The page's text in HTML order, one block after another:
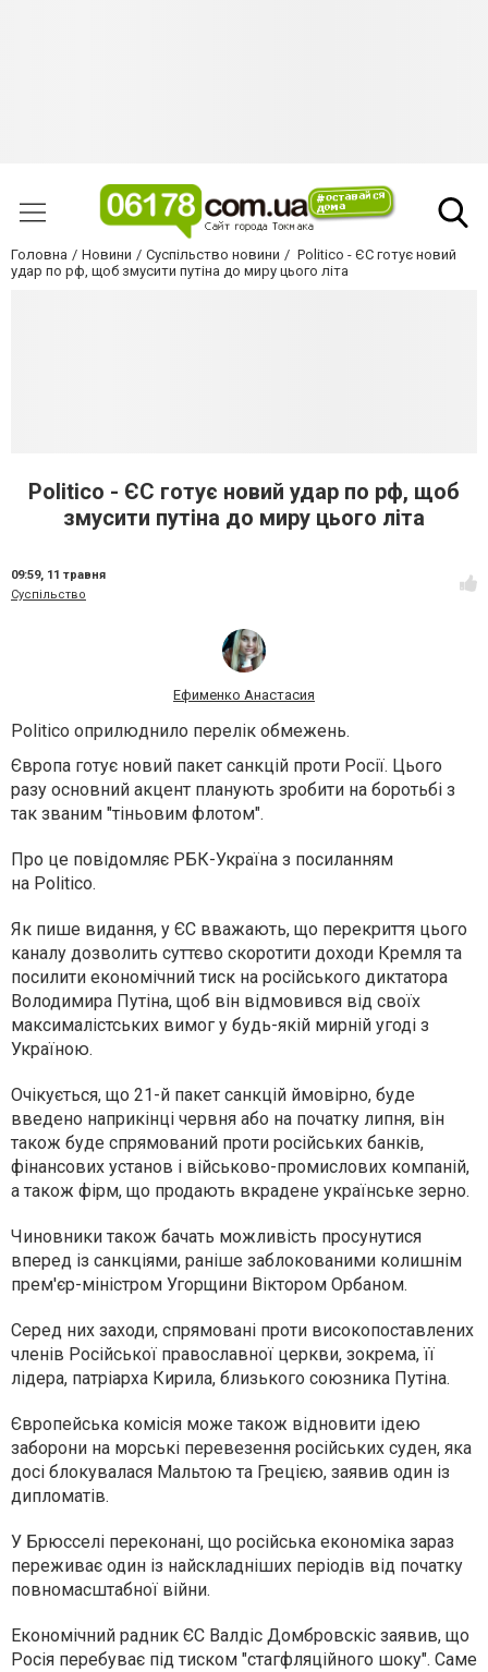
Головна Новини Суспільство новини
Politico - ЄС готує новий
удар по рф, щоб змусити путіна до миру цього літа
Politico - ЄС готує новий удар по рф, щоб
змусити путіна до миру цього літа
09:59, 11 травня
Суспільство
Ефименко Анастасия
Politico оприлюднило перелік обмежень.
Європа готує новий пакет санкцій проти Росії. Цього
разу основний акцент планують зробити на боротьбі з
так званим "тіньовим флотом".
Про це повідомляє РБК-Україна з посиланням
на Politico.
Як пише видання, у ЄС вважають, що перекриття цього
каналу дозволить суттєво скоротити доходи Кремля та
посилити економічний тиск на російського диктатора
Володимира Путіна, щоб він відмовився від своїх
максималістських вимог у будь-якій мирній угоді з
Україною.
Очікується, що 21-й пакет санкцій ймовірно, буде
введено наприкінці червня або на початку липня, він
також буде спрямований проти російських банків,
фінансових установ і військово-промислових компаній,
а також фірм, що продають вкрадене українське зерно.
Чиновники також бачать можливість просунутися
вперед із санкціями, раніше заблокованими колишнім
прем'єр-міністром Угорщини Віктором Орбаном.
Серед них заходи, спрямовані проти високопоставлених
членів Російської православної церкви, зокрема, її
лідера, патріарха Кирила, близького союзника Путіна.
Європейська комісія може також відновити ідею
заборони на морські перевезення російських суден, яка
досі блокувалася Мальтою та Грецією, заявив один із
дипломатів.
У Брюсселі переконані, що російська економіка зараз
переживає один із найскладніших періодів від початку
повномасштабної війни.
Економічний радник ЄС Валдіс Домбровскіс заявив, що
Росія перебуває під тиском "стагфляційного шоку". Саме